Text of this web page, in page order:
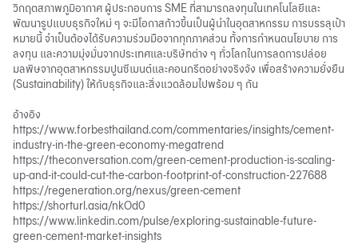
วิกฤตสภาพภูมิอากาศ ผู้ประกอบการ SME ที่สามารถลงทุนในเทคโนโลยีและ
พัฒนารูปแบบธุรกิจใหม่ ๆ จะมีโอกาสก้าวขึ้นเป็นผู้นำในอุตสาหกรรม การบรรลุเป้า
หมายนี้ จำเป็นต้องได้รับความร่วมมือจากทุกภาคส่วน ทั้งการกำหนดนโยบาย การ
ลงทุน และความมุ่งมั่นจากประเทศและบริษัทต่าง ๆ ทั่วโลกในการลดการปล่อย
มลพิษจากอุตสาหกรรมปูนซีเมนต์และคอนกรีตอย่างจริงจัง เพื่อสร้างความยั่งยืน
(Sustainability) ให้กับธุรกิจและสิ่งแวดล้อมไปพร้อม ๆ กัน
อ้างอิง
https://www.forbesthailand.com/commentaries/insights/cement-
industry-in-the-green-economy-megatrend
https://theconversation.com/green-cement-production-is-scaling-
up-and-it-could-cut-the-carbon-footprint-of-construction-227688
https://regeneration.org/nexus/green-cement
https://shorturl.asia/nkOd0
https://www.linkedin.com/pulse/exploring-sustainable-future-
green-cement-market-insights